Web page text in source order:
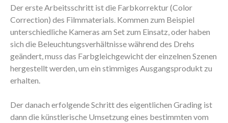
Der erste Arbeitsschritt ist die Farbkorrektur (Color
Correction) des Filmmaterials. Kommen zum Beispiel
unterschiedliche Kameras am Set zum Einsatz, oder haben
sich die Beleuchtungsverhältnisse während des Drehs
geändert, muss das Farbgleichgewicht der einzelnen Szenen
hergestellt werden, um ein stimmiges Ausgangsprodukt zu
erhalten.
Der danach erfolgende Schritt des eigentlichen Grading ist
dann die künstlerische Umsetzung eines bestimmten vom